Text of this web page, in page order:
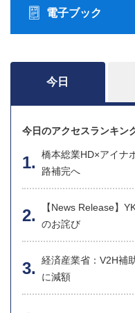
電子ブック
今日
今日のアクセスランキン
橋本総業HD×アイナ
路補完へ
【News Release】
のお詫び
経済産業省：V2H補
に減額